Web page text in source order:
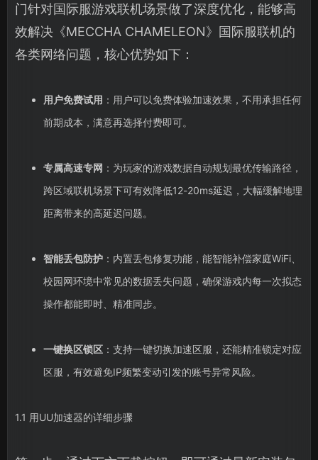
门针对国际服游戏联机场景做了深度优化，能够高
效解决《MECCHA CHAMELEON》国际服联机的
各类网络问题，核心优势如下：
用户免费试用 ：用户可以免费体验加速效果，不用承担任何
前期成本，满意再选择付费即可。
专属高速专网 ：为玩家的游戏数据自动规划最优传输路径，
跨区域联机场景下可有效降低12-20ms延迟，大幅缓解地理
距离带来的高延迟问题。
智能丢包防护：内置丢包修复功能，能智能补偿家庭WiFi、
校园网环境中常见的数据丢失问题，确保游戏内每一次拟态
操作都能即时、精准同步。
一键换区锁区：支持一键切换加速区服，还能精准锁定对应
区服，有效避免IP频繁变动引发的账号异常风险。
1.1 用UU加速器的详细步骤